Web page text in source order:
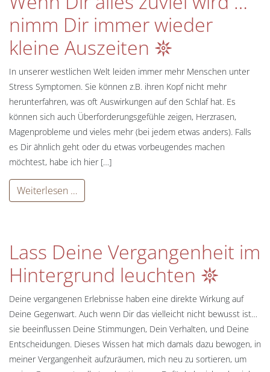
nimm Dir immer wieder
kleine Auszeiten 𖤓
In unserer westlichen Welt leiden immer mehr Menschen unter
Stress Symptomen. Sie können z.B. ihren Kopf nicht mehr
herunterfahren, was oft Auswirkungen auf den Schlaf hat. Es
können sich auch Überforderungsgefühle zeigen, Herzrasen,
Magenprobleme und vieles mehr (bei jedem etwas anders). Falls
es Dir ähnlich geht oder du etwas vorbeugendes machen
möchtest, habe ich hier […]
Weiterlesen …
Lass Deine Vergangenheit im
Hintergrund leuchten 𖤓
Deine vergangenen Erlebnisse haben eine direkte Wirkung auf
Deine Gegenwart. Auch wenn Dir das vielleicht nicht bewusst ist…
sie beeinflussen Deine Stimmungen, Dein Verhalten, und Deine
Entscheidungen. Dieses Wissen hat mich damals dazu bewogen, in
meiner Vergangenheit aufzuräumen, mich neu zu sortieren, um